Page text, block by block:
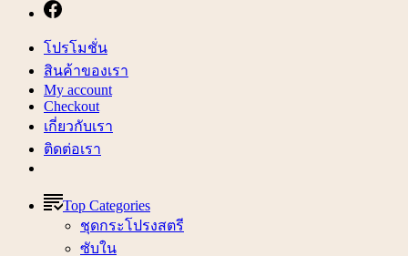
โปรโมชั่น
สินค้าของเรา
My account
Checkout
เกี่ยวกับเรา
ติดต่อเรา
Top Categories
ชุดกระโปรงสตรี
ซับใน